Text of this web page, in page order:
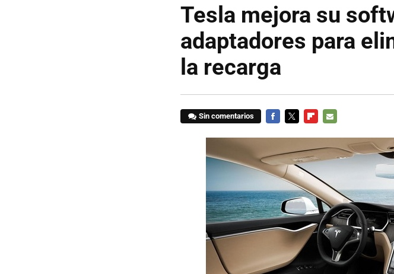
Tesla mejora su
adaptadores para
la recarga
Sin comentarios